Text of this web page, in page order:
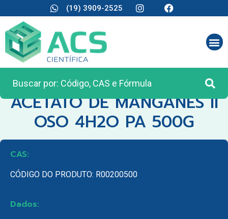
(19) 3909-2525
CATEGORIA:REAGENTES ANALÍTICOS
ACETATO DE MANGANES II
OSO 4H2O PA 500G
CAS:
CÓDIGO DO PRODUTO: R00200500
Dados: